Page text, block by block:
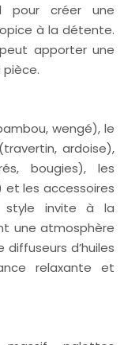
pour créer une
à la détente.
apporter une
wengé), le
ardoise),
bougies), les
les accessoires
style invite à la
une atmosphère
diffuseurs d’huiles
relaxante et